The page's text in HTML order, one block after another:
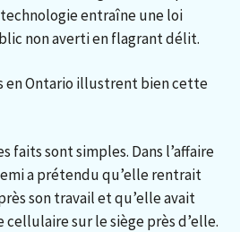
entraîne une loi
non averti en flagrant délit.
en Ontario illustrent bien cette
faits sont simples. Dans l’affaire
a prétendu qu’elle rentrait
son travail et qu’elle avait
sur le siège près d’elle.